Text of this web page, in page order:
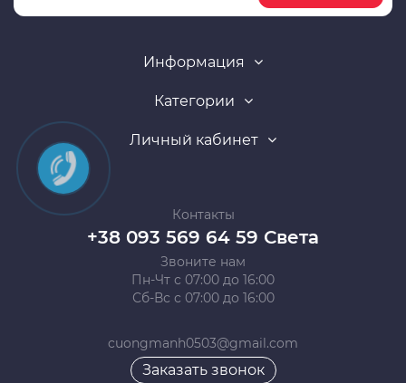
Информация
Категории
Личный кабинет
Контакты
+38 093 569 64 59 Света
Звоните нам
Пн-Чт с 07:00 до 16:00
Сб-Вс с 07:00 до 16:00
cuongmanh0503@gmail.com
Заказать звонок